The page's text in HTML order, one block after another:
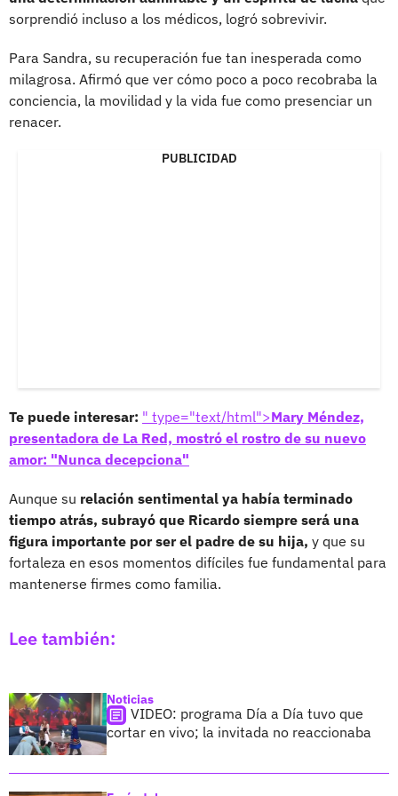
sorprendió incluso a los médicos, logró sobrevivir.
Para Sandra, su recuperación fue tan inesperada como
milagrosa. Afirmó que ver cómo poco a poco recobraba la
conciencia, la movilidad y la vida fue como presenciar un
renacer.
PUBLICIDAD
Te puede interesar: " type="text/html">Mary Méndez,
presentadora de La Red, mostró el rostro de su nuevo
amor: "Nunca decepciona"
Aunque su relación sentimental ya había terminado
tiempo atrás, subrayó que Ricardo siempre será una
figura importante por ser el padre de su hija, y que su
fortaleza en esos momentos difíciles fue fundamental para
mantenerse firmes como familia.
Lee también:
Noticias
VIDEO: programa Día a Día tuvo que
cortar en vivo; la invitada no reaccionaba